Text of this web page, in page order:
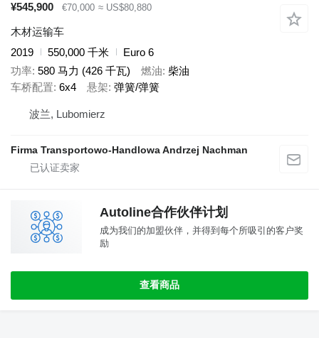
¥545,900
€70,000 ≈ US$80,880
木材运输车
2019
550,000 千米
Euro 6
功率 580 马力 (426 千瓦) 燃油 柴油
车桥配置 6x4 悬架 弹簧/弹簧
波兰, Lubomierz
Firma Transportowo-Handlowa Andrzej Nachman
Autoline合作伙伴计划
成为我们的加盟伙伴，并得到每个所吸引的客户奖
励
查看商品